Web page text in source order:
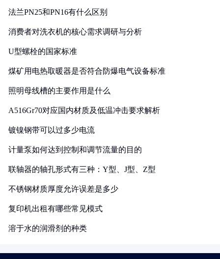
法兰PN25和PN16有什么区别
消费者对洗衣机的核心需求调研与分析
U型螺栓的国家标准
煤矿用电热取暖器是否符合防爆电气设备标准
照明母线槽的主要作用是什么
A516Gr70对应国内材质及低温冲击要求解析
镀镍钢带可以过多少电流
计量泵如何达到控制和调节流量的目的
联轴器的轴孔形式有三种：Y型、J型、Z型
不锈钢材质厚度允许误差是多少
复印机出租有哪些常见模式
溶于水的润滑剂的种类